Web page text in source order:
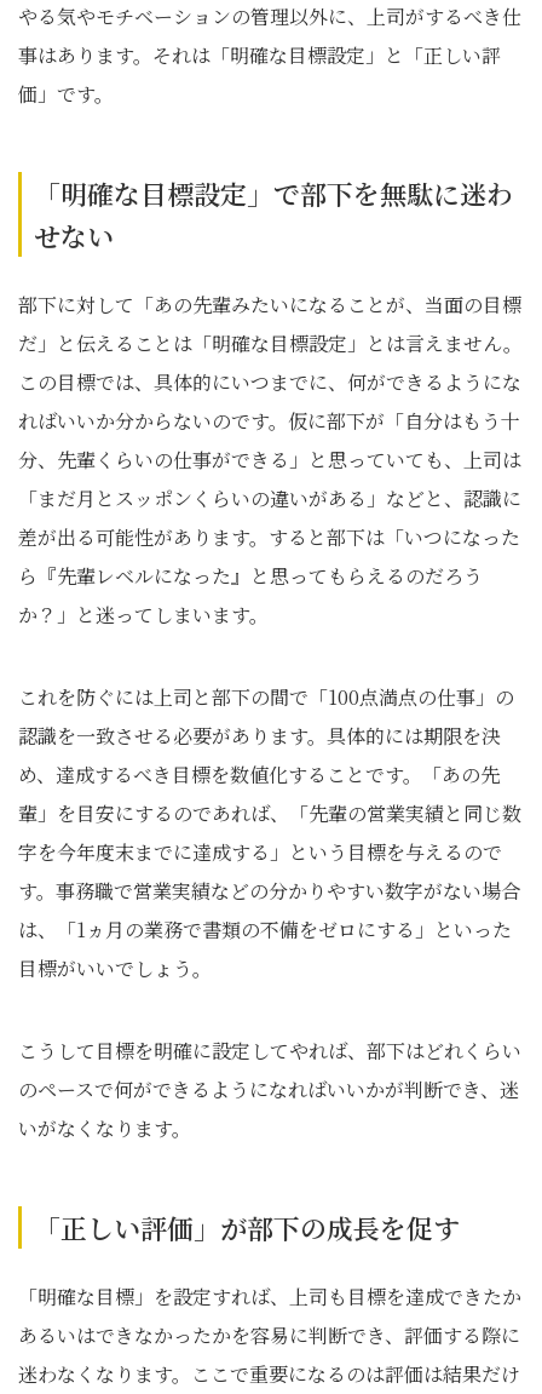
やる気やモチベーションの管理以外に、上司がするべき仕
事はあります。それは「明確な目標設定」と「正しい評
価」です。
「明確な目標設定」で部下を無駄に迷わ
せない
部下に対して「あの先輩みたいになることが、当面の目標
だ」と伝えることは「明確な目標設定」とは言えません。
この目標では、具体的にいつまでに、何ができるようにな
ればいいか分からないのです。仮に部下が「自分はもう十
分、先輩くらいの仕事ができる」と思っていても、上司は
「まだ月とスッポンくらいの違いがある」などと、認識に
差が出る可能性があります。すると部下は「いつになった
ら『先輩レベルになった』と思ってもらえるのだろう
か？」と迷ってしまいます。
これを防ぐには上司と部下の間で「100点満点の仕事」の
認識を一致させる必要があります。具体的には期限を決
め、達成するべき目標を数値化することです。「あの先
輩」を目安にするのであれば、「先輩の営業実績と同じ数
字を今年度末までに達成する」という目標を与えるので
す。事務職で営業実績などの分かりやすい数字がない場合
は、「1ヵ月の業務で書類の不備をゼロにする」といった
目標がいいでしょう。
こうして目標を明確に設定してやれば、部下はどれくらい
のペースで何ができるようになればいいかが判断でき、迷
いがなくなります。
「正しい評価」が部下の成長を促す
「明確な目標」を設定すれば、上司も目標を達成できたか
あるいはできなかったかを容易に判断でき、評価する際に
迷わなくなります。ここで重要になるのは評価は結果だけ